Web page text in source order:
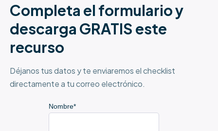
Completa el formulario y
descarga GRATIS este
recurso
Déjanos tus datos y te enviaremos el checklist
directamente a tu correo electrónico.
Nombre*